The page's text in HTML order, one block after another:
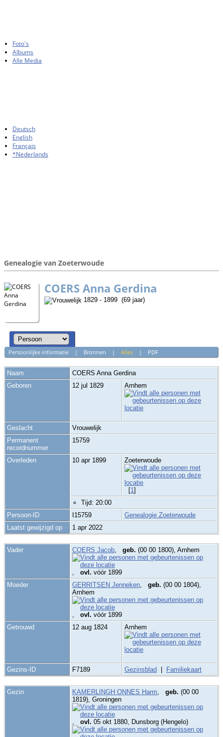
Foto's
Albums
Alle Media
Deutsch
English
Français
*Nederlands
Genealogie van Zoeterwoude
COERS Anna Gerdina
1829 - 1899 (69 jaar)
Persoonlijke informatie| Bronnen | Alles| PDF
Naam COERS Anna Gerdina
Geboren
12 jul 1829 Arnhem
Geslacht
Vrouwelijk
Permanent
recordnummer
15759
Overleden 10 apr 1899 Zoeterwoude
[1]
Tijd: 20:00
Persoon-ID
I15759
Genealogie Zoeterwoude
Laatst gewijzigd op
1 apr 2022
Vader COERS Jacob, geb. (00 00 1800), Arnhem
, ovl. vóór 1899
Moeder
GERRITSEN Jenneken, geb. (00 00 1804),
Arnhem
, ovl. vóór 1899
Getrouwd
12 aug 1824 Arnhem
Gezins-ID F7189 Gezinsblad Familiekaart
Gezin KAMERLINGH ONNES Harm, geb. (00 00
1819), Groningen
, ovl. 05 okt 1880, Dunsborg (Hengelo)